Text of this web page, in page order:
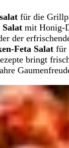
für die
Salat mit Honig-
der
Feta Salat für
bringt